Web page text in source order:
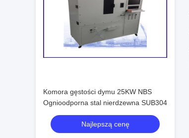
Komora gęstości dymu 25KW NBS
Ognioodporna stal nierdzewna SUB304
Najlepszą cenę